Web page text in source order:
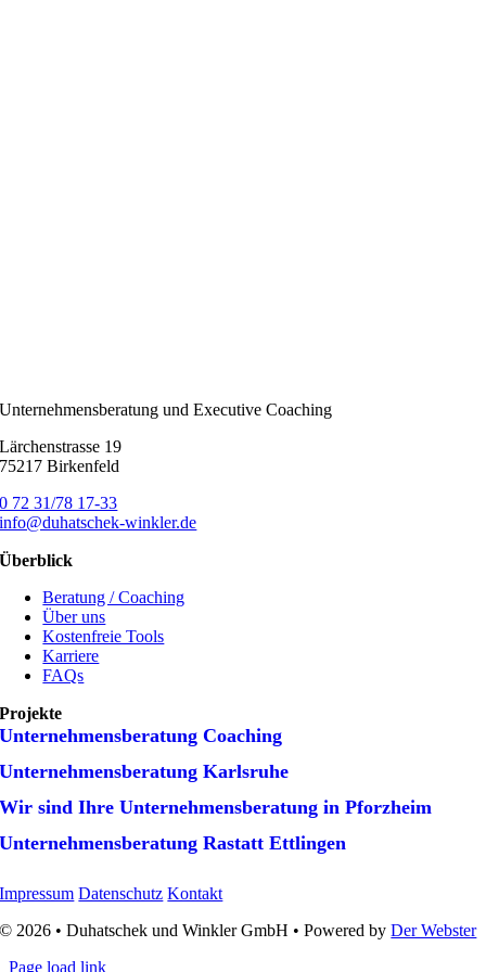
Unternehmensberatung und Executive Coaching
Lärchenstrasse 19
75217 Birkenfeld
0 72 31/78 17-33
info@duhatschek-winkler.de
Überblick
Beratung / Coaching
Über uns
Kostenfreie Tools
Karriere
FAQs
Projekte
Unternehmens­beratung Coaching
Unternehmens­beratung Karlsruhe
Wir sind Ihre Unternehmens­beratung in Pforzheim
Unternehmens­beratung Rastatt Ettlingen
Impressum Datenschutz Kontakt
© 2026 • Duhatschek und Winkler GmbH • Powered byDer Webster
Page load link